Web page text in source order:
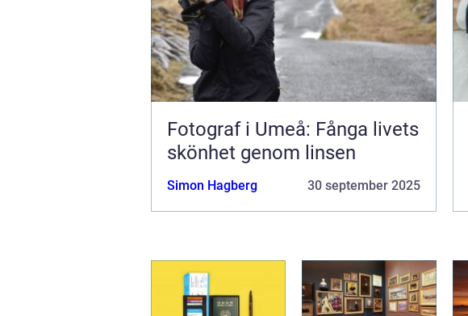
Fotograf i Umeå: Fånga livets
skönhet genom linsen
Simon Hagberg 30 september 2025